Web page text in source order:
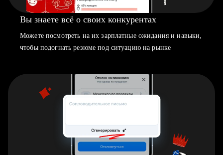
Вы знаете всё о своих конкурентах
Можете посмотреть на их зарплатные ожидания и навыки,
чтобы подогнать резюме под ситуацию на рынке